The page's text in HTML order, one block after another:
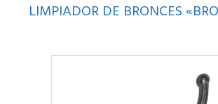
LIMPIADOR DE BRONCES